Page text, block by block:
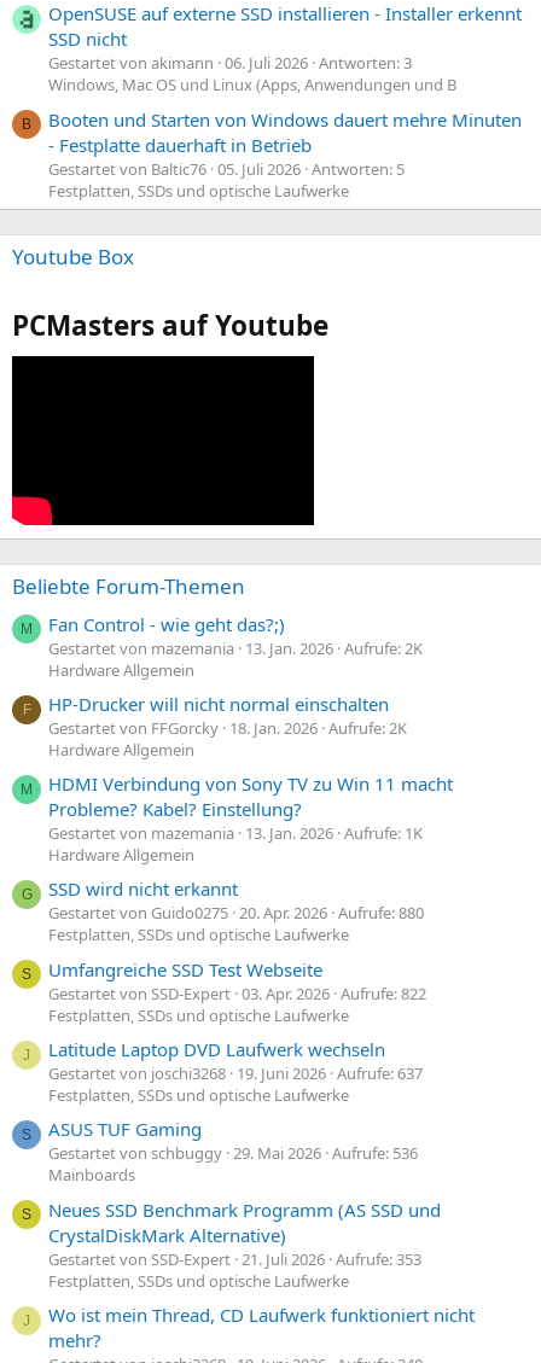
OpenSUSE auf externe SSD installieren - Installer erkennt
SSD nicht
Gestartet von akimann 06. Juli 2026 Antworten: 3
Windows, Mac OS und Linux (Apps, Anwendungen und B
B
Booten und Starten von Windows dauert mehre Minuten
- Festplatte dauerhaft in Betrieb
Gestartet von Baltic76 05. Juli 2026 Antworten: 5
Festplatten, SSDs und optische Laufwerke
Youtube Box
PCMasters auf Youtube
Beliebte Forum-Themen
M Fan Control - wie geht das?;)
Gestartet von mazemania 13. Jan. 2026 Aufrufe: 2K
Hardware Allgemein
F HP-Drucker will nicht normal einschalten
Gestartet von FFGorcky 18. Jan. 2026 Aufrufe: 2K
Hardware Allgemein
M
HDMI Verbindung von Sony TV zu Win 11 macht
Probleme? Kabel? Einstellung?
Gestartet von mazemania 13. Jan. 2026 Aufrufe: 1K
Hardware Allgemein
G SSD wird nicht erkannt
Gestartet von Guido0275 20. Apr. 2026 Aufrufe: 880
Festplatten, SSDs und optische Laufwerke
S Umfangreiche SSD Test Webseite
Gestartet von SSD-Expert 03. Apr. 2026 Aufrufe: 822
Festplatten, SSDs und optische Laufwerke
J Latitude Laptop DVD Laufwerk wechseln
Gestartet von joschi3268 19. Juni 2026 Aufrufe: 637
Festplatten, SSDs und optische Laufwerke
S ASUS TUF Gaming
Gestartet von schbuggy 29. Mai 2026 Aufrufe: 536
Mainboards
S
Neues SSD Benchmark Programm (AS SSD und
CrystalDiskMark Alternative)
Gestartet von SSD-Expert 21. Juli 2026 Aufrufe: 353
Festplatten, SSDs und optische Laufwerke
J
Wo ist mein Thread, CD Laufwerk funktioniert nicht
mehr?